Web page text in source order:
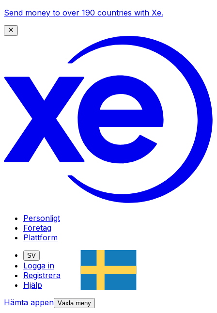
Send money to over 190 countries with Xe.
Personligt
Företag
Plattform
SV
Logga in
Registrera
Hjälp
Hämta appen Växla meny